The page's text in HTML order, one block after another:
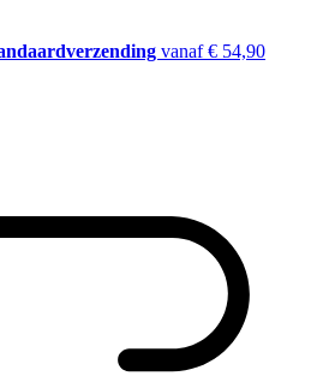
vanaf € 54,90